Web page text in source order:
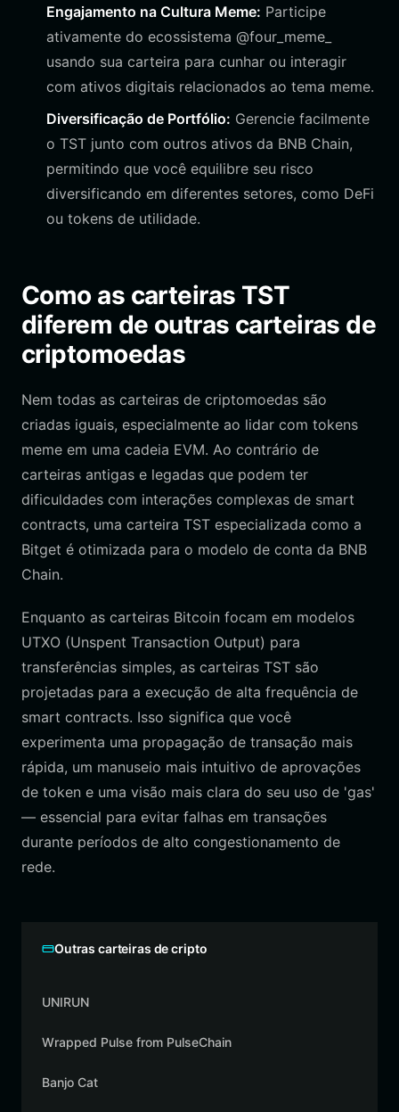
Engajamento na Cultura Meme: Participe
ativamente do ecossistema @four_meme_
usando sua carteira para cunhar ou interagir
com ativos digitais relacionados ao tema meme.
Diversificação de Portfólio: Gerencie facilmente
o TST junto com outros ativos da BNB Chain,
permitindo que você equilibre seu risco
diversificando em diferentes setores, como DeFi
ou tokens de utilidade.
Como as carteiras TST
diferem de outras carteiras de
criptomoedas
Nem todas as carteiras de criptomoedas são
criadas iguais, especialmente ao lidar com tokens
meme em uma cadeia EVM. Ao contrário de
carteiras antigas e legadas que podem ter
dificuldades com interações complexas de smart
contracts, uma carteira TST especializada como a
Bitget é otimizada para o modelo de conta da BNB
Chain.
Enquanto as carteiras Bitcoin focam em modelos
UTXO (Unspent Transaction Output) para
transferências simples, as carteiras TST são
projetadas para a execução de alta frequência de
smart contracts. Isso significa que você
experimenta uma propagação de transação mais
rápida, um manuseio mais intuitivo de aprovações
de token e uma visão mais clara do seu uso de 'gas'
— essencial para evitar falhas em transações
durante períodos de alto congestionamento de
rede.
Outras carteiras de cripto
UNIRUN
Wrapped Pulse from PulseChain
Banjo Cat